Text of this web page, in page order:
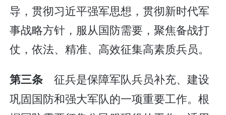
导，贯彻习近平强军思想，贯彻新时代军
事战略方针，服从国防需要，聚焦备战打
仗，依法、精准、高效征集高素质兵员。
第三条 征兵是保障军队兵员补充、建设
巩固国防和强大军队的一项重要工作。根